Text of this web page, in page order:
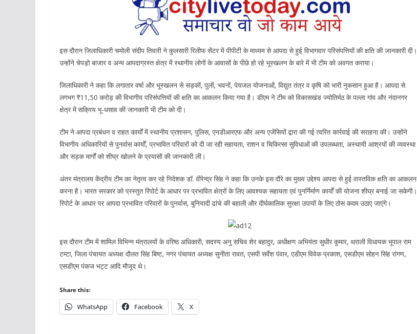
इस दौरान जिलाधिकारी चमोली संदीप तिवारी ने कुलसारी रिलीफ सेंटर में पीपीटी के माध्यम से आपदा से हुई विभागवार परिसंपत्तियों की क्षति की जानकारी दी।
उन्होंने चेपड़ो बाजार व अन्य आपदाग्रस्त क्षेत्र में स्थानीय लोगों के आवासों के पीछे हो रहे भूस्खलन के बारे में भी टीम को अवगत कराया।
जिलाधिकारी ने कहा कि लगातार वर्षा और भूस्खलन से सड़कों, पुलों, भवनों, पेयजल योजनाओं, विद्युत तंत्र व कृषि को भारी नुकसान हुआ है। आपदा से
लगभग ₹11,50 करोड़ की विभागीय परिसंपत्तियों की क्षति का आकलन किया गया है। डीएम ने टीम को विकासखंड ज्योतिर्मठ के पल्ला गांव और नंदानगर
क्षेत्र में सक्रिय भू-धसाव की जानकारी भी टीम को दी।
टीम ने आपदा प्रबंधन व राहत कार्यों में स्थानीय प्रशासन, पुलिस, एनडीआरएफ और अन्य एजेंसियों द्वारा की गई त्वरित कार्रवाई की सराहना की। उन्होंने
विभागीय अधिकारियों से पुनर्वास कार्यों, प्रभावित परिवारों को दी जा रही सहायता, राशन व चिकित्सा सुविधाओं की उपलब्धता, अस्थायी आश्रयों की व्यवस्था
और सड़क मार्गों को शीघ्र खोलने के प्रयासों की जानकारी ली।
अंतर मंत्रालय केंद्रीय टीम का नेतृत्व कर रहे निदेशक डॉ. वीरेन्द्र सिंह ने कहा कि उनके इस दौरे का मुख्य उद्देश्य आपदा से हुई वास्तविक क्षति का आकलन
करना है। भारत सरकार को प्रस्तुत रिपोर्ट के आधार पर प्रभावित क्षेत्रों के लिए आवश्यक सहायता एवं पुनर्निर्माण कार्यों की योजना शीघ्र बनाई जा सकेगी।
रिपोर्ट के आधार पर आपदा प्रभावित परिवारों के पुनर्वास, बुनियादी ढांचे की बहाली और दीर्घकालिक सुरक्षा उपायों के लिए ठोस कदम उठाए जाएंगे।
इस दौरान टीम में शामिल विभिन्न मंत्रालयों के वरिष्ठ अधिकारी, सदस्य अनु सचिव शेर बहादुर, अधीक्षण अभियंता सुधीर कुमार, थराली विधायक भूपाल राम
टम्टा, जिला पंचायत अध्यक्ष दौलत सिंह बिष्ट, नगर पंचायत अध्यक्ष सुनीता रावत, एसपी सर्वेश पंवार, एडीएम विवेक प्रकाश, एसडीएम सोहन सिंह रांगण,
एसडीएम पंकज भट्ट आदि मौजूद थे।
Share this:
WhatsApp Facebook X